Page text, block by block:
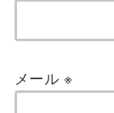
メール ※